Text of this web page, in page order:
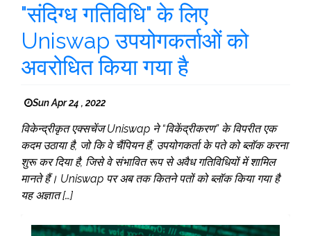
"संदिग्ध गतिविधि" के लिए
Uniswap उपयोगकर्ताओं को
अवरोधित किया गया है
Sun Apr 24 , 2022
विकेन्द्रीकृत एक्सचेंज Uniswap ने “विकेंद्रीकरण” के विपरीत एक
कदम उठाया है, जो कि वे चैंपियन हैं, उपयोगकर्ता के पते को ब्लॉक करना
शुरू कर दिया है, जिसे वे संभावित रूप से अवैध गतिविधियों में शामिल
मानते हैं। Uniswap पर अब तक कितने पतों को ब्लॉक किया गया है
यह अज्ञात […]